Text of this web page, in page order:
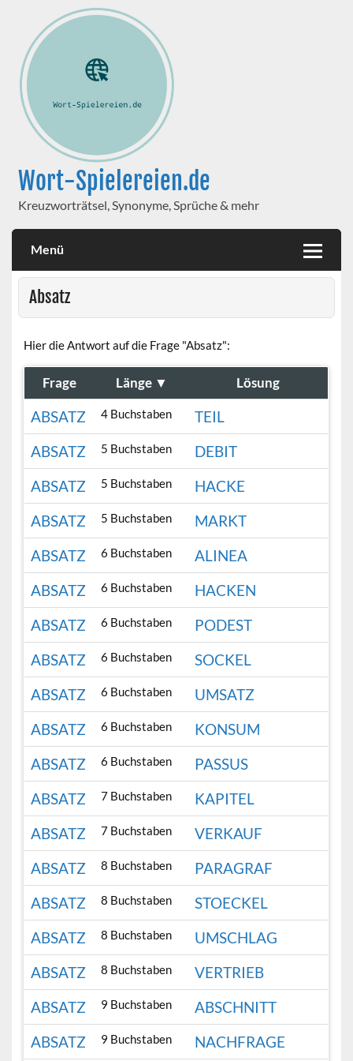
Wort-Spielereien.de
Kreuzworträtsel, Synonyme, Sprüche & mehr
Menü
Absatz
Hier die Antwort auf die Frage "Absatz":
Frage Länge ▼ Lösung
ABSATZ 4 Buchstaben
TEIL
ABSATZ
5 Buchstaben
DEBIT
ABSATZ
5 Buchstaben
HACKE
ABSATZ
5 Buchstaben
MARKT
ABSATZ
6 Buchstaben
ALINEA
ABSATZ
6 Buchstaben
HACKEN
ABSATZ
6 Buchstaben
PODEST
ABSATZ
6 Buchstaben
SOCKEL
ABSATZ
6 Buchstaben
UMSATZ
ABSATZ
6 Buchstaben
KONSUM
ABSATZ
6 Buchstaben
PASSUS
ABSATZ
7 Buchstaben
KAPITEL
ABSATZ
7 Buchstaben
VERKAUF
ABSATZ
8 Buchstaben
PARAGRAF
ABSATZ
8 Buchstaben
STOECKEL
ABSATZ
8 Buchstaben
UMSCHLAG
ABSATZ
8 Buchstaben
VERTRIEB
ABSATZ
9 Buchstaben
ABSCHNITT
ABSATZ
9 Buchstaben NACHFRAGE